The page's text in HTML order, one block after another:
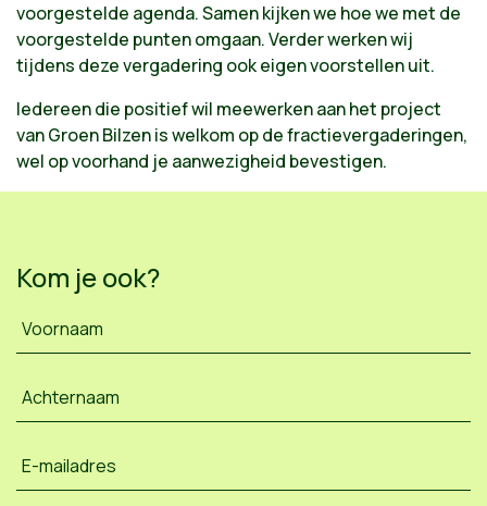
voorgestelde agenda. Samen kijken we hoe we met de
voorgestelde punten omgaan. Verder werken wij
tijdens deze vergadering ook eigen voorstellen uit.
Iedereen die positief wil meewerken aan het project
van Groen Bilzen is welkom op de fractievergaderingen,
wel op voorhand je aanwezigheid bevestigen.
Kom je ook?
Voornaam
Achternaam
E-mailadres